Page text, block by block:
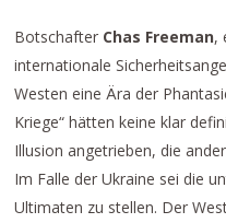
Botschafter Chas Freeman,
internationale
Westen eine Ära der
Kriege“ hätten keine klar
Illusion angetrieben, die
Im Falle der Ukraine sei die
Ultimaten zu stellen. Der